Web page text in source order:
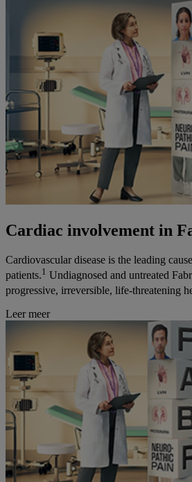
Cardiac involvement in
Cardiovascular disease is the leading
patients.1 Undiagnosed and untreated
progressive, irreversible, life-threatening
Leer meer